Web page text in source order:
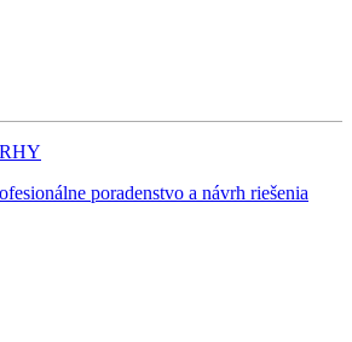
poradenstvo a návrh riešenia